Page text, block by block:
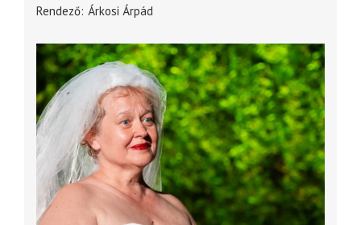
Rendező Árkosi Árpád